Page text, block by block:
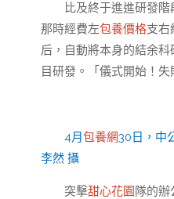
比及終于進進研發
那時經費左包養價格支右
后，自動將本身的結余
目研發。「儀式開始！
4月包養網30日，中
李然 攝
突擊甜心花園 隊的